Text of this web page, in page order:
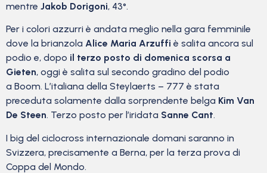
mentre Jakob Dorigoni, 43°.
Per i colori azzurri è andata meglio nella gara femminile
dove la brianzola Alice Maria Arzuffi è salita ancora sul
podio e, dopo il terzo posto di domenica scorsa a
Gieten, oggi è salita sul secondo gradino del podio
a Boom. L’italiana della Steylaerts – 777 è stata
preceduta solamente dalla sorprendente belga Kim Van
De Steen. Terzo posto per l’iridata Sanne Cant.
I big del ciclocross internazionale domani saranno in
Svizzera, precisamente a Berna, per la terza prova di
Coppa del Mondo.